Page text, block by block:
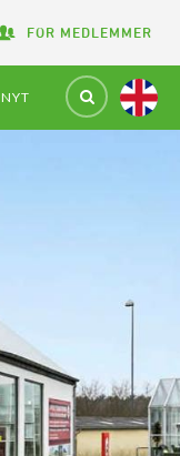
FOR MEDLEMMER
NYT